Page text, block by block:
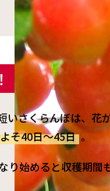
いさくらんぼは、花
そ40日〜45日 。
り始めると収穫期間